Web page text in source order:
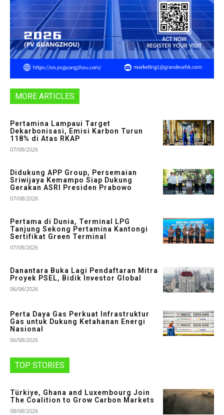
MORE ARTICLES
Pertamina Lampaui Target
Dekarbonisasi, Emisi Karbon Turun
118% di Atas RKAP
07/08/2026
Didukung APP Group, Persemaian
Sriwijaya Kemampo Siap Dukung
Gerakan ASRI Presiden Prabowo
07/08/2026
Pertama di Dunia, Terminal LPG
Tanjung Sekong Pertamina Kantongi
Sertifikat Green Terminal
07/08/2026
Danantara Buka Lagi Pendaftaran Mitra
Proyek PSEL, Bidik Investor Global
06/08/2026
Perta Daya Gas Perkuat Infrastruktur
Gas untuk Dukung Ketahanan Energi
Nasional
06/08/2026
TOP STORIES
Türkiye, Ghana and Luxembourg Join
The Coalition to Grow Carbon Markets
08/08/2026